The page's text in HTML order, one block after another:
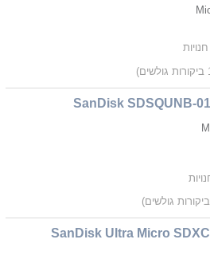
כרטיס זיכרון SanDisk Ultra Micro SDXC